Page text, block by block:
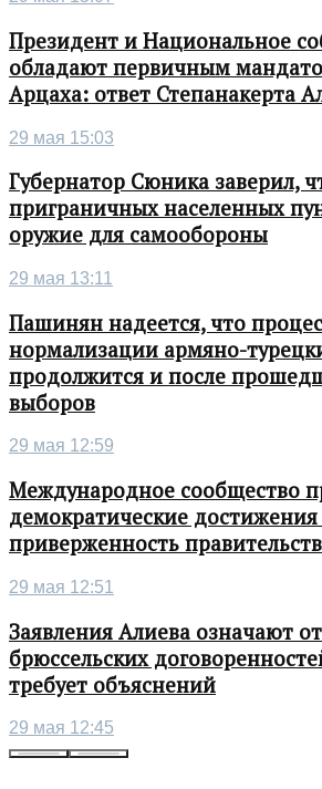
Президент и Национальное
обладают первичным
Арцаха: ответ Степанакерта
29 мая 15:03
Губернатор Сюника заверил,
приграничных населенных
оружие для самообороны
29 мая 13:11
Пашинян надеется, что
нормализации армяно-
продолжится и после
выборов
29 мая 12:59
Международное сообщество
демократические
приверженность
29 мая 12:51
Заявления Алиева означают
брюссельских
требует объяснений
29 мая 12:45